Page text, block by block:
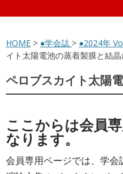
HOME > ●学会誌 > ●2024年
イト太陽電池の蒸着製膜と結
ペロブスカイト太陽
ここからは会員
なります。
会員専用ページでは、学会